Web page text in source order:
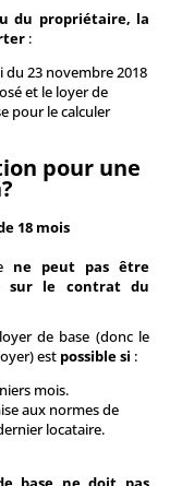
du propriétaire, la
:
du 23 novembre 2018
et le loyer de
pour le calculer
pour une
18 mois
ne peut pas être
sur le contrat du
de base (donc le
est possible si :
mois.
aux normes de
locataire.